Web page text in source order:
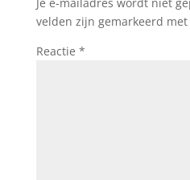
Je e-mailadres wordt niet
velden zijn gemarkeerd met
Reactie *